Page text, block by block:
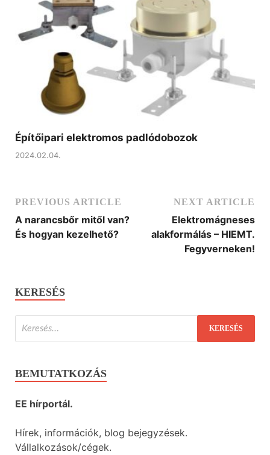
Építőipari elektromos padlódobozok
2024.02.04.
PREVIOUS ARTICLE
A narancsbőr mitől van?
És hogyan kezelhető?
NEXT ARTICLE
Elektromágneses
alakformálás – HIEMT.
Fegyverneken!
KERESÉS
BEMUTATKOZÁS
EE hírportál.
Hírek, információk, blog bejegyzések.
Vállalkozások/cégek.